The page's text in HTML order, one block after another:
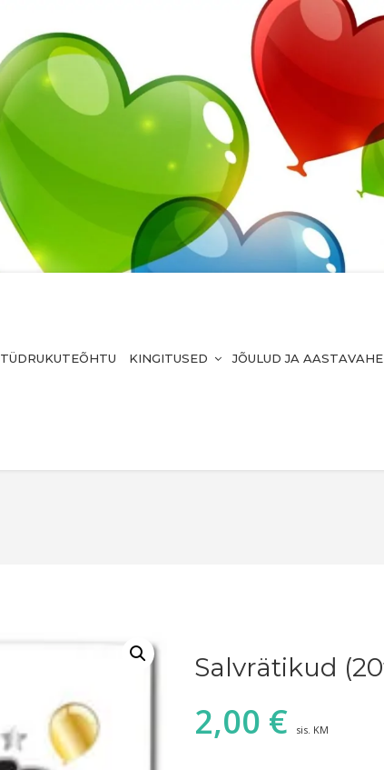
TÜDRUKUTEÕHTU KINGITUSED JÕULUD JA
Salvrätikud
2,00 € sis. KM